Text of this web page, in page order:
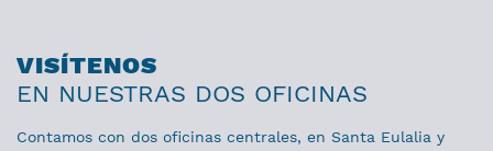
VISÍTENOS
EN NUESTRAS DOS OFICINAS
Contamos con dos oficinas centrales, en Santa Eulalia y